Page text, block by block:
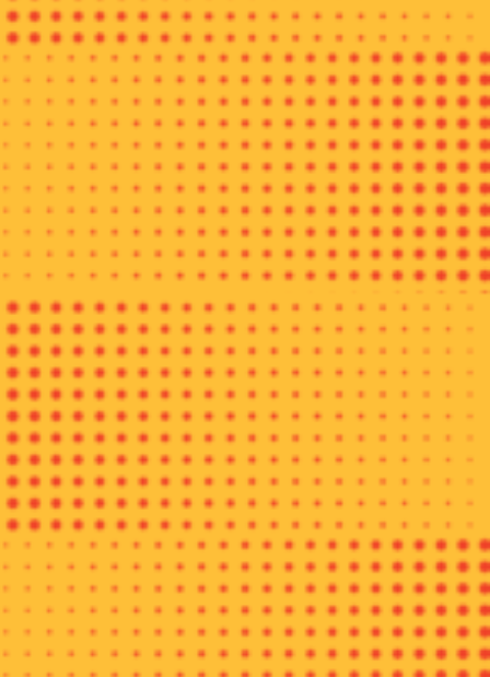
Sajian ini merupakan bagian dari hidangan limitef time is over
(penjualan terbatas) kreasi McDonald’s Indonesia. Sambal
matah merupakan salah satu sambal populer di Indonesia,
khususnya dari Bali.
-iklan-